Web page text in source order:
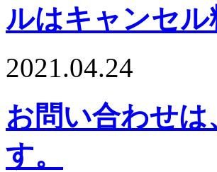
ルはキャンセ
2021.04.24
お問い合わせ
す。